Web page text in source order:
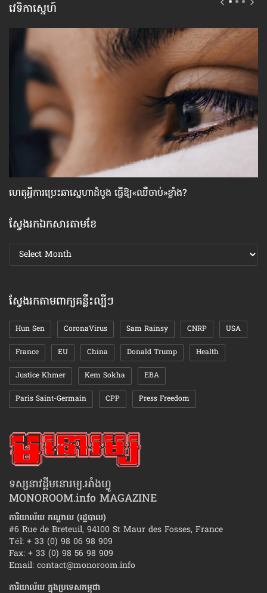
វេទិកាស្នេហ៍
ហេតុអ្វី​ការប្រេះឆា​ស្នេហា​ដំបូង ធ្វើ​ឱ្យ​«ឈឺចាប់»​ខ្លាំង?
ស្វែងរកឯកសារតាមខែ
ស្វែងរក
ឯកសារ
ស្វែងរកតាមពាក្យគន្លឹះល្បីៗ
Hun Sen CoronaVirus Sam Rainsy CNRP USA
France EU China Donald Trump Health
Justice Khmer Kem Sokha EBA
Paris Saint-Germain CPP Press Freedom
ទស្សនាវដ្ដីមនោរម្យ.អាំងហ្វូ
MONOROOM.info MAGAZINE
ការិយាល័យ កណ្ដាល (រដ្ឋបាល)
#6 Rue de Breteuil, 94100 St Maur des Fosses, France
Tél: + 33 (0) 98 06 98 909
Fax: + 33 (0) 98 56 98 909
Email: contact@monoroom.info
ការិយាល័យ ក្នុង​ប្រទេស​កម្ពុជា